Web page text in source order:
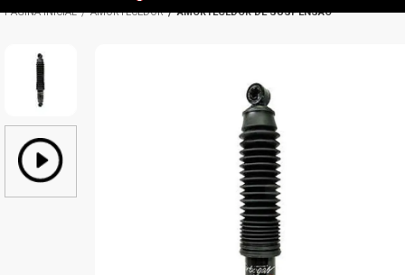
AMORTECEDOR AMORTECEDOR DE SUSPENSÃO